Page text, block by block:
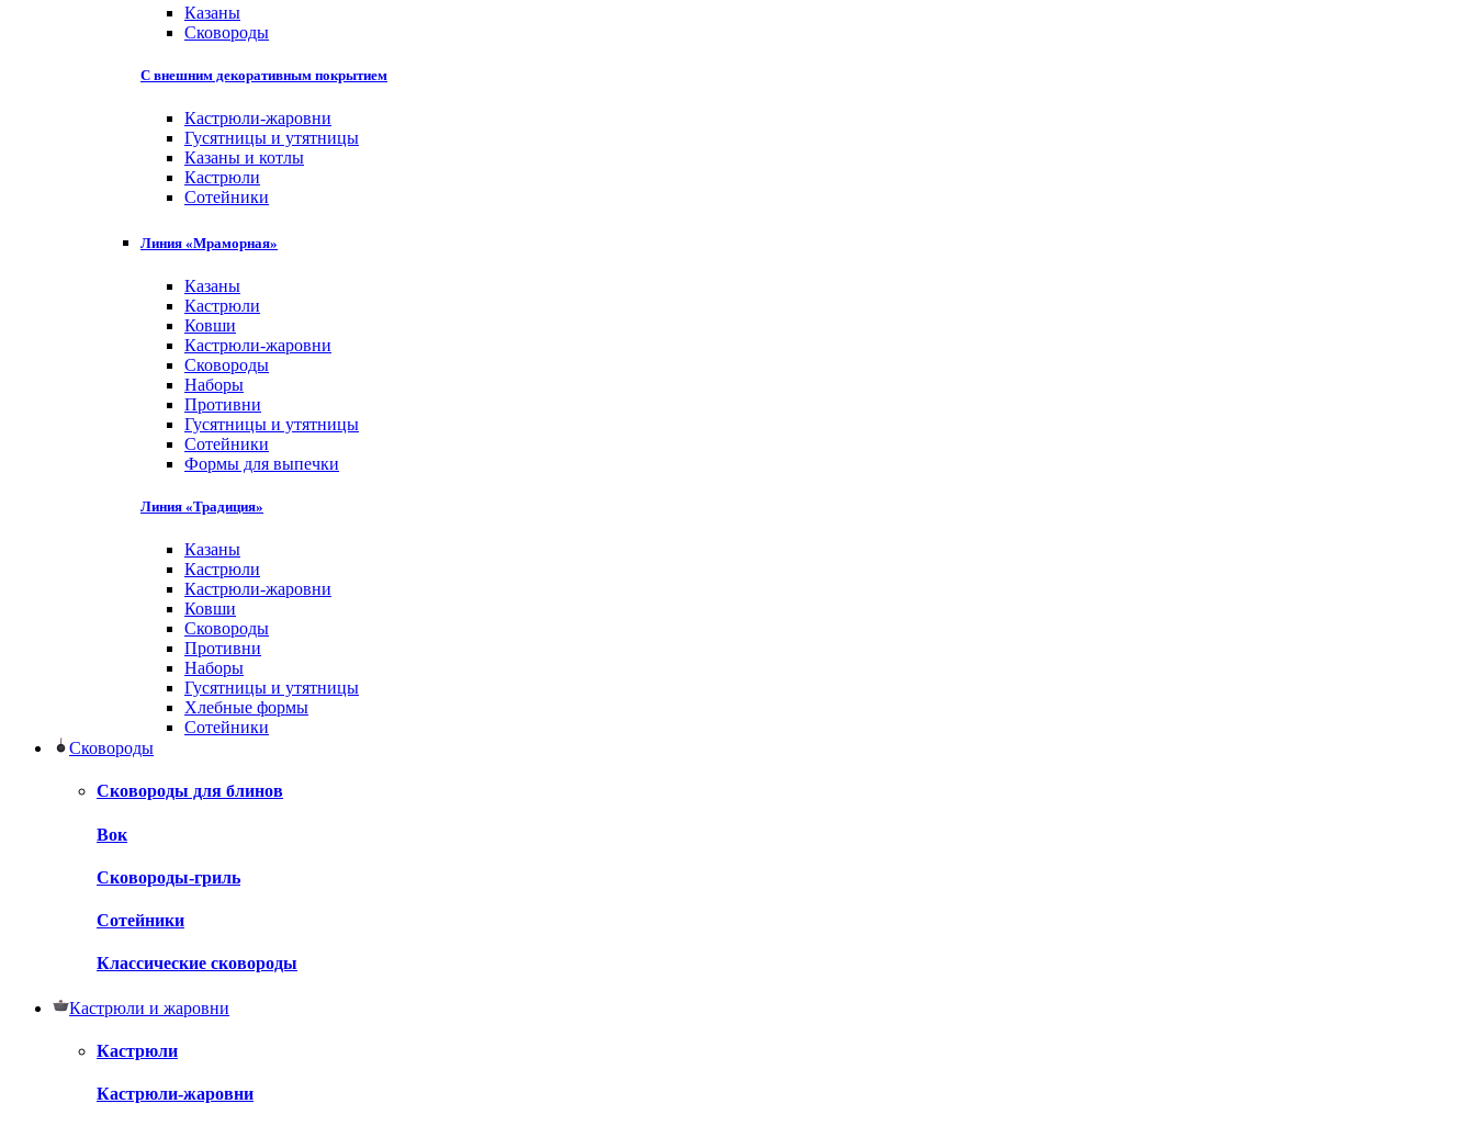
Казаны
Сковороды
С внешним декоративным покрытием
Кастрюли-жаровни
Гусятницы и утятницы
Казаны и котлы
Кастрюли
Сотейники
Линия «Мраморная»
Казаны
Кастрюли
Ковши
Кастрюли-жаровни
Сковороды
Наборы
Противни
Гусятницы и утятницы
Сотейники
Формы для выпечки
Линия «Традиция»
Казаны
Кастрюли
Кастрюли-жаровни
Ковши
Сковороды
Противни
Наборы
Гусятницы и утятницы
Хлебные формы
Сотейники
Сковороды
Сковороды для блинов
Вок
Сковороды-гриль
Сотейники
Классические сковороды
Кастрюли и жаровни
Кастрюли
Кастрюли-жаровни